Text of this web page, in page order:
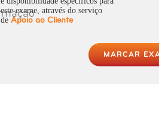
este exame, através do serviço
de Apoio ao Cliente
MARCAR